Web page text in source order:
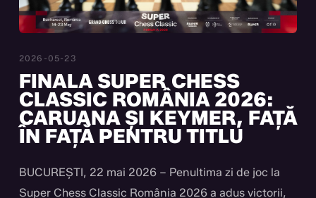
2026-05-23
FINALA SUPER CHESS
CLASSIC ROMÂNIA 2026:
CARUANA ȘI KEYMER, FAȚĂ
ÎN FAȚĂ PENTRU TITLU
BUCUREȘTI, 22 mai 2026 – Penultima zi de joc la
Super Chess Classic România 2026 a adus victorii,